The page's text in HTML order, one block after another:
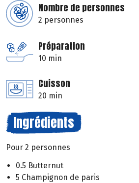
Nombre de personnes
2 personnes
Préparation
10 min
Cuisson
20 min
Ingrédients
Pour 2 personnes
0.5 Butternut
5 Champignon de paris